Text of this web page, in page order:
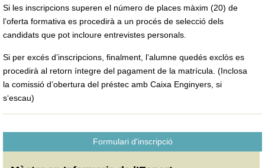
Si les inscripcions superen el número de places màxim (20) de
l’oferta formativa es procedirà a un procés de selecció dels
candidats que pot incloure entrevistes personals.
Si per excés d’inscripcions, finalment, l’alumne quedés exclòs es
procedirà al retorn íntegre del pagament de la matrícula. (Inclosa
la comissió d’obertura del préstec amb Caixa Enginyers, si
s‘escau)
Formulari d'inscripció